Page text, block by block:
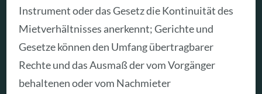
Instrument oder das Gesetz die Kontinuität des
Mietverhältnisses anerkennt; Gerichte und
Gesetze können den Umfang übertragbarer
Rechte und das Ausmaß der vom Vorgänger
behaltenen oder vom Nachmieter